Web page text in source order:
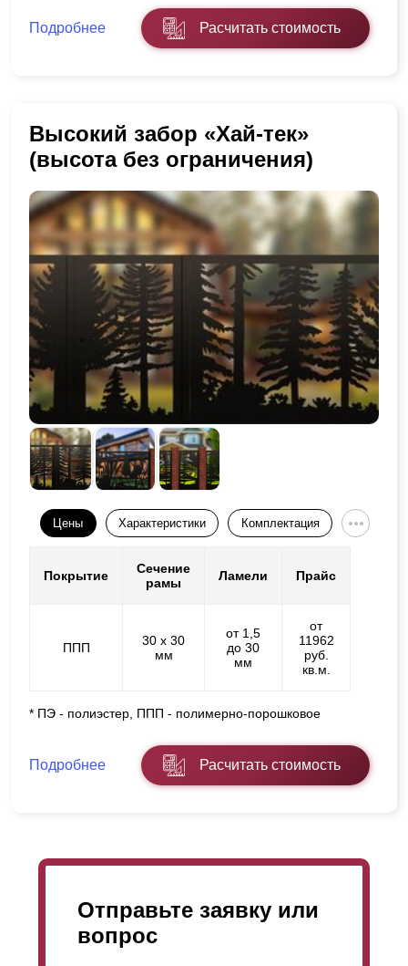
Подробнее Расчитать стоимость
Высокий забор «Хай-тек»
(высота без ограничения)
Цены Характеристики Комплектация
Покрытие
Сечение
рамы
Ламели Прайс
ППП
30 х 30
мм
от 1,5
до 30
мм
от
11962
руб.
кв.м.
* ПЭ - полиэстер, ППП - полимерно-порошковое
Подробнее Расчитать стоимость
Отправьте заявку или
вопрос